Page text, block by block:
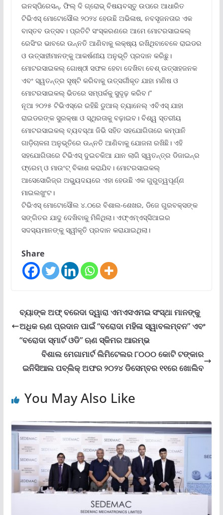
ଇନସ୍ପିରେସନ୍‌, ଫିଲ୍ ଦି ଗ୍ରୋଭ୍ ବିଷୟବସ୍ତୁ ଉପରେ ଆଧାରିତ
ଟିଭିଏସ୍ ମୋଟୋସୌଲ ୨୦୨୪ ହେଉଛି ଅଭିଳାଷ, ନବସୃଜନତାର ଏକ
ବାସ୍ତବ ଉତ୍ସବ। ପ୍ରତିଟି ସଂସ୍କରଣରେ ଆମେ ମୋଟରସାଇକଲ୍
ରେସିଂର ଭାବରେ ଉନ୍ନତି ଆଣିବାକୁ ଲକ୍ଷ୍ୟ ରଖିଥିବାବେଳେ ରାଇଡର
ଓ ଉତ୍ସାହୀମାନଙ୍କୁ ଆକର୍ଷଣୀୟ ଅନୁଭୂତି ପ୍ରଦାନ କରିଛୁ।
ମୋଟରସାଇକଲ୍ ଗୋଷ୍ଠୀ ସଫଳ ହେବା ଦେଖିବା ବେଶ୍ ଉତ୍ସାହଜନକ
ଏବଂ ସ୍ୱତନ୍ତ୍ର ସୃଷ୍ଟି କରିବାକୁ ଉତ୍ସର୍ଗୀକୃତ ଯାହା ମଣିଷ ଓ
ମୋଟରସାଇକଲ୍ ଭିତରେ ସମ୍ପର୍କକୁ ସୁଦୃଢ଼ କରିବ।”
ନୂଆ ୨୦୨୫ ଟିଭିଏସ୍‌ରେ ରହିଛି ଡୁଆଲ୍ ଚ୍ୟାନେଲ୍ ଏବିଏସ୍ ଯାହା
ରାଇଡରଙ୍କ ସୁରକ୍ଷା ଓ ସ୍ଥିରତାକୁ ବଢ଼ାଇବ। ବିଶ୍ୱ ସ୍ତରୀୟ
ମୋଟରସାଇକଲ୍ ବ୍ୟବସ୍ଥା ଜିଭି ସହିତ ସହଯୋଗିତାରେ କମ୍ପାନି
ଗାଡ଼ିଚାଳନା ଅନୁଭୂତିରେ ଉନ୍ନତି ଆଣିବାକୁ ଯୋଜନା ରଖିଛି। ଏହି
ସହଯୋଗିତାରେ ଟିଭିଏସ୍ ଦୁଇଚକିଆ ଯାନ ଲାଗି ସ୍ୱତନ୍ତ୍ର ଡିଜାଇନ୍‌ର
ଫ୍ରେମ୍ ଓ ମାଉଂଟ୍ ବିକାଶ କରାଯିବ। ମୋଟରସାଇକଲ୍
ଆସେସୋରିଜ୍‌ର ଅଭ୍ୟୁଦୟରେ ଏହା ହେଉଛି ଏକ ଗୁରୁତ୍ୱପୂର୍ଣ୍ଣ
ମାଇଲଖୁଂଟ।
ଟିଭିଏସ୍ ମୋଟୋସୌଲ ୪.୦ରେ ବିଶାଲ-ଶେଖର, ଡିଜେ ଗୁରବକ୍ସଙ୍କ
ସଙ୍ଗିତର ଯାଦୁ ଦେଖିବାକୁ ମିଳିଥିଲା। ଏଫ୍‌ଏମ୍‌ଏସ୍‌ସିଆଇର
ସଦସ୍ୟମାନଙ୍କୁ ସ୍ୱୀକୃତି ପ୍ରଦାନ କରାଯାଇଥିଲା।
Share
ବ୍ୟାଙ୍କ ଅଫ୍ ବରେଦା ଦ୍ୱାରା ଏମଏସଏମଇ ସଂସ୍ଥା ମାନଙ୍କୁ
ଅଧିକ ଋଣ ପ୍ରଦାନ ପାଇଁ “ବରୋଦା ମହିଳା ସ୍ୱାବଲମ୍ବନ” ଏବଂ
“ବରୋଦା ସ୍ମାର୍ଟ ଓଡି” ଋଣ ସ୍କିମର ଆରମ୍ଭ
ବିଶାଲ ମେଗାମାର୍ଟ ଲିମିଟେଲର ୮୦୦୦ କୋଟି ଟଙ୍କାର
ଇନିସିଆଲ ପବ୍ଲିକ୍ ଅଫର ୨୦୨୪ ଡିସେମ୍ବର ୧୧ରେ ଖୋଲିବ
You May Also Like